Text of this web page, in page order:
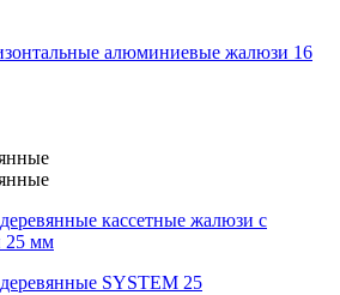
алюминиевые жалюзи 16
кассетные жалюзи с
25 мм
SYSTEM 25